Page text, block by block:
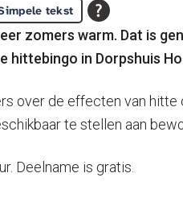
tekst
zomers warm. Dat is
hittebingo in Dorpshuis
over de effecten van
te stellen aan
Deelname is gratis.